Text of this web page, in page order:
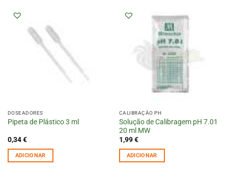
DOSEADORES
Pipeta de Plástico 3 ml
0,34€
ADICIONAR
CALIBRAÇÃO PH
Solução de Calibragem pH 7.01
20 ml MW
1,99€
ADICIONAR